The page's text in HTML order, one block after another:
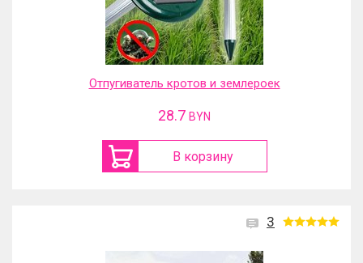
Отпугиватель кротов и землероек
28.7 BYN
В корзину
3